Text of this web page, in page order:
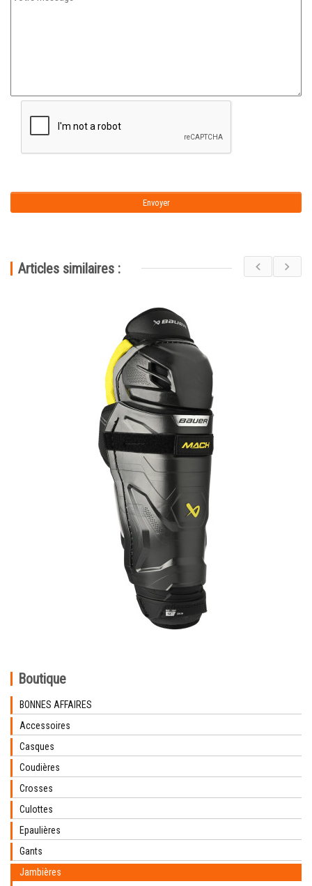
Articles similaires :
Boutique
BONNES AFFAIRES
Accessoires
Casques
Coudières
Crosses
Culottes
Epaulières
Gants
Jambières